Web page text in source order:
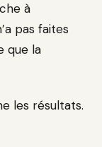
à
pas faites
que la
les résultats.